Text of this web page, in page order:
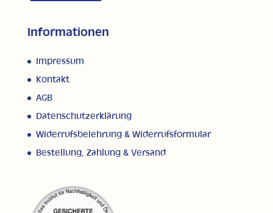
Informationen
Impressum
Kontakt
AGB
Datenschutzerklärung
Widerrufsbelehrung & Widerrufsformular
Bestellung, Zahlung & Versand